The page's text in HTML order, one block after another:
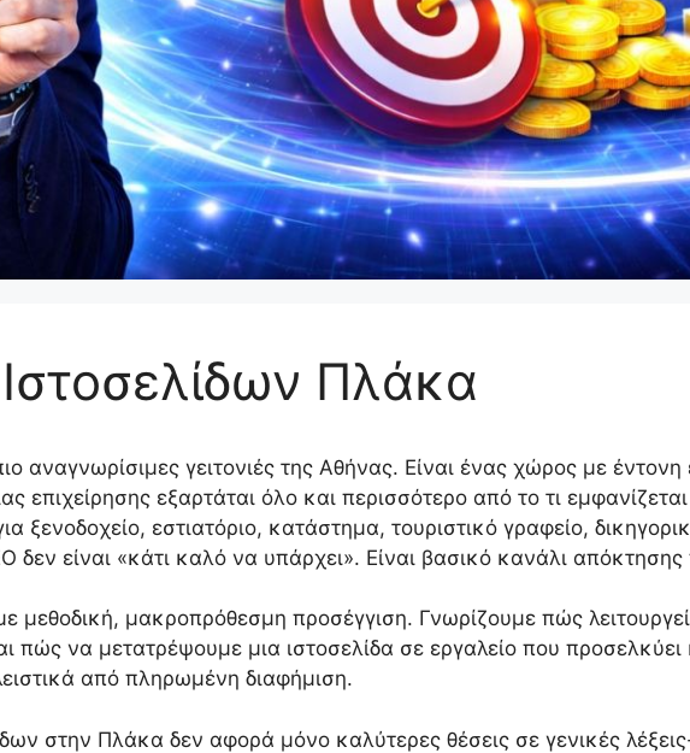
Πλάκα
αναγνωρίσιμες γειτονιές της Αθήνας. Είναι ένας χώρος με έντονη
επιχείρησης εξαρτάται όλο και περισσότερο από το τι
ξενοδοχείο, εστιατόριο, κατάστημα, τουριστικό γραφείο,
δεν είναι «κάτι καλό να υπάρχει». Είναι βασικό κανάλι
μεθοδική, μακροπρόθεσμη προσέγγιση. Γνωρίζουμε πώς
να μετατρέψουμε μια ιστοσελίδα σε εργαλείο που προσελκύει
από πληρωμένη διαφήμιση.
στην Πλάκα δεν αφορά μόνο καλύτερες θέσεις σε γενικές